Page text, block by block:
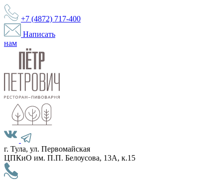
+7 (4872) 717-400
Написать
нам
г. Тула, ул. Первомайская
ЦПКиО им. П.П. Белоусова, 13А, к.15